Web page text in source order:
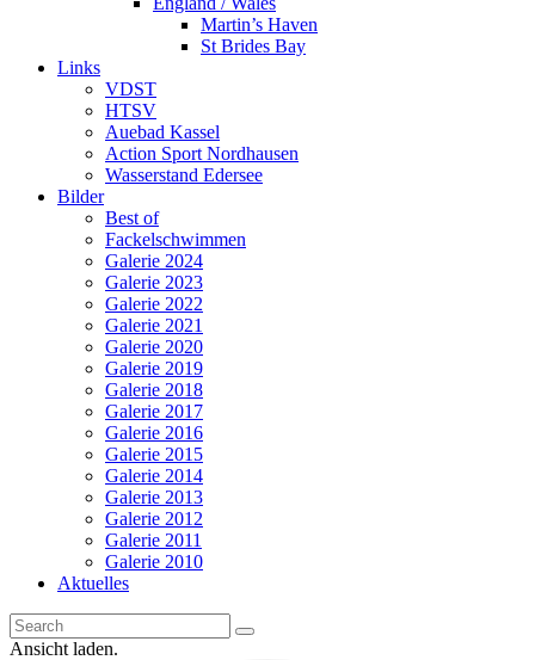
Martin’s Haven
St Brides Bay
Links
VDST
HTSV
Auebad Kassel
Action Sport Nordhausen
Wasserstand Edersee
Bilder
Best of
Fackelschwimmen
Galerie 2024
Galerie 2023
Galerie 2022
Galerie 2021
Galerie 2020
Galerie 2019
Galerie 2018
Galerie 2017
Galerie 2016
Galerie 2015
Galerie 2014
Galerie 2013
Galerie 2012
Galerie 2011
Galerie 2010
Aktuelles
Ansicht laden.